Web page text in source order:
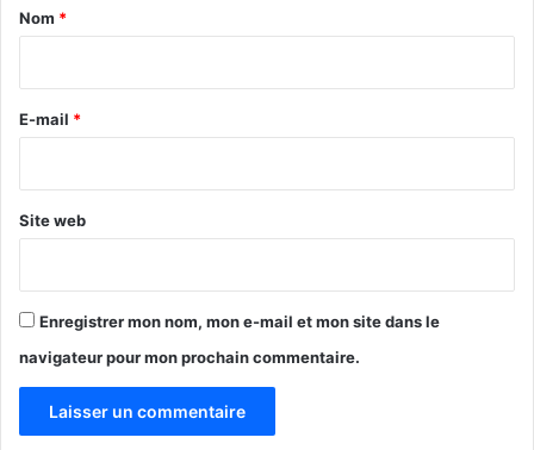
a
e
Nom *
E-mail *
Site web
Enregistrer mon nom, mon e-mail et mon site dans le
navigateur pour mon prochain commentaire.